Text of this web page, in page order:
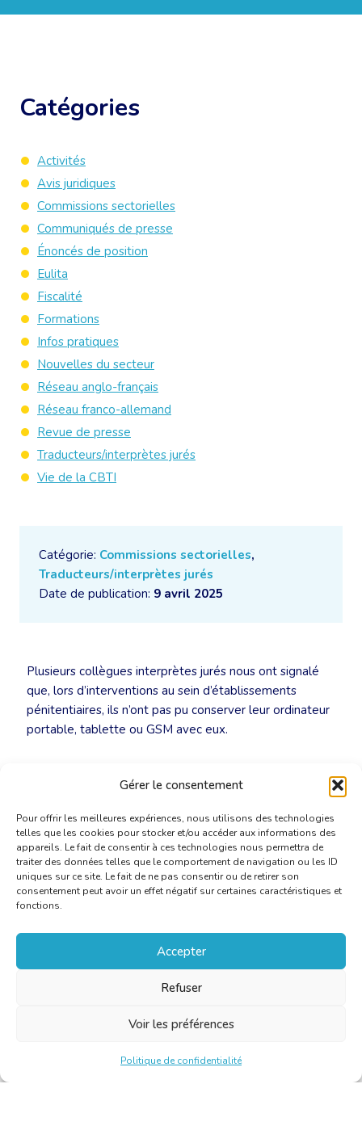
Gérer le consentement
Pour offrir les meilleures expériences, nous utilisons des technologies
telles que les cookies pour stocker et/ou accéder aux informations des
appareils. Le fait de consentir à ces technologies nous permettra de
traiter des données telles que le comportement de navigation ou les ID
uniques sur ce site. Le fait de ne pas consentir ou de retirer son
consentement peut avoir un effet négatif sur certaines caractéristiques et
fonctions.
Accepter
Refuser
Voir les préférences
Politique de confidentialité
Catégorie: Commissions sectorielles,
Traducteurs/interprètes jurés
Date de publication: 9 avril 2025
Plusieurs collègues interprètes jurés nous ont signalé
que, lors d’interventions au sein d’établissements
pénitentiaires, ils n’ont pas pu conserver leur ordinateur
portable, tablette ou GSM avec eux.
Catégories
Activités
Avis juridiques
Commissions sectorielles
Communiqués de presse
Énoncés de position
Eulita
Fiscalité
Formations
Infos pratiques
Nouvelles du secteur
Réseau anglo-français
Réseau franco-allemand
Revue de presse
Traducteurs/interprètes jurés
Vie de la CBTI